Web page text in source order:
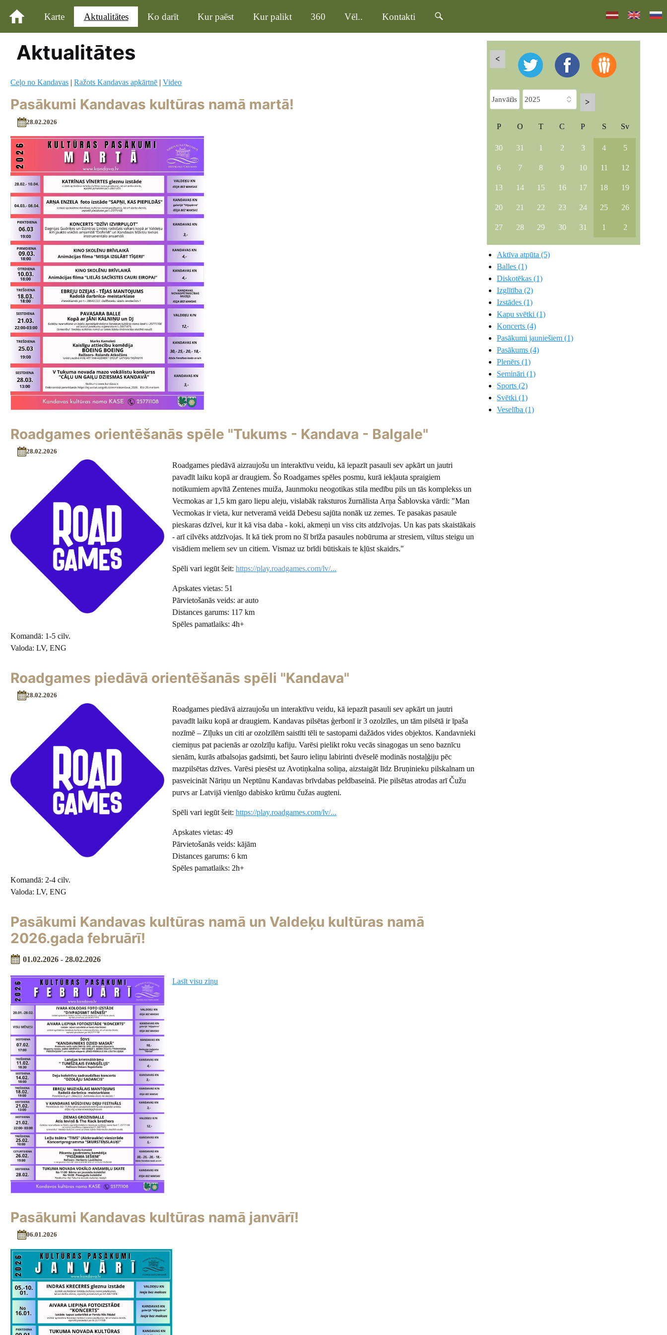
Karte Aktualitātes Ko darīt Kur paēst Kur palikt 360 Vēl.. Kontakti
Aktualitātes
Ceļo no Kandavas |Ražots Kandavas apkārtnē |Video
Pasākumi Kandavas kultūras namā martā!
28.02.2026
Roadgames orientēšanās spēle "Tukums - Kandava - Balgale"
28.02.2026
Roadgames piedāvā aizraujošu un interaktīvu veidu, kā iepazīt pasauli sev apkārt un jautri
pavadīt laiku kopā ar draugiem. Šo Roadgames spēles posmu, kurā iekļauta spraigiem
notikumiem apvītā Zentenes muiža, Jaunmoku neogotikas stila medību pils un tās komplekss un
Vecmokas ar 1,5 km garo liepu aleju, vislabāk raksturos žurnālista Arņa Šablovska vārdi: "Man
Vecmokas ir vieta, kur netveramā veidā Debesu sajūta nonāk uz zemes. Te pasakas pasaule
pieskaras dzīvei, kur it kā visa daba - koki, akmeņi un viss cits atdzīvojas. Un kas pats skaistākais
- arī cilvēks atdzīvojas. It kā tiek prom no šī brīža pasaules nobūruma ar stresiem, viltus steigu un
visādiem meliem sev un citiem. Vismaz uz brīdi būtiskais te kļūst skaidrs."
Spēli vari iegūt šeit: https://play.roadgames.com/lv/...
Apskates vietas: 51
Pārvietošanās veids: ar auto
Distances garums: 117 km
Spēles pamatlaiks: 4h+
Komandā: 1-5 cilv.
Valoda: LV, ENG
Roadgames piedāvā orientēšanās spēli "Kandava"
28.02.2026
Roadgames piedāvā aizraujošu un interaktīvu veidu, kā iepazīt pasauli sev apkārt un jautri
pavadīt laiku kopā ar draugiem. Kandavas pilsētas ģerbonī ir 3 ozolzīles, un tām pilsētā ir īpaša
nozīmē – Zīļuks un citi ar ozolzīlēm saistīti tēli te sastopami dažādos vides objektos. Kandavnieki
ciemiņus pat pacienās ar ozolzīļu kafiju. Varēsi pielikt roku vecās sinagogas un seno baznīcu
sienām, kurās atbalsojas gadsimti, bet šauro ieliņu labirinti dvēselē modinās nostaļģiju pēc
mazpilsētas dzīves. Varēsi piesēst uz Avotiņkalna soliņa, aizstaigāt līdz Bruņinieku pilskalnam un
pasveicināt Nāriņu un Neptūnu Kandavas brīvdabas peldbaseinā. Pie pilsētas atrodas arī Čužu
purvs ar Latvijā vienīgo dabisko krūmu čužas augteni.
Spēli vari iegūt šeit:https://play.roadgames.com/lv/...
Apskates vietas: 49
Pārvietošanās veids: kājām
Distances garums: 6 km
Spēles pamatlaiks: 2h+
Komandā: 2-4 cilv.
Valoda: LV, ENG
Pasākumi Kandavas kultūras namā un Valdeķu kultūras namā
2026.gada februārī!
01.02.2026 - 28.02.2026
Lasīt visu ziņu
Pasākumi Kandavas kultūras namā janvārī!
06.01.2026
<
>
P O T C P S Sv
30 31 1 2 3 4 5
6 7 8 9 10 11 12
13 14 15 16 17 18 19
20 21 22 23 24 25 26
27 28 29 30 31 1 2
Aktīva atpūta (5)
Balles (1)
Diskotēkas (1)
Izglītība (2)
Izstādes (1)
Kapu svētki (1)
Koncerts (4)
Pasākumi jauniešiem (1)
Pasākums (4)
Plenērs (1)
Semināri (1)
Sports (2)
Svētki (1)
Veselība (1)